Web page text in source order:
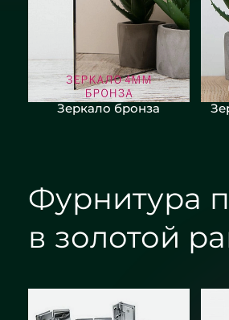
Зеркало бронза
Фурнитура
в золотой